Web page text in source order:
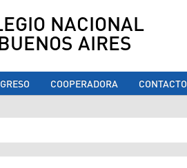
NACIONAL
AIRES
COOPERADORA CONTACTO
aquí